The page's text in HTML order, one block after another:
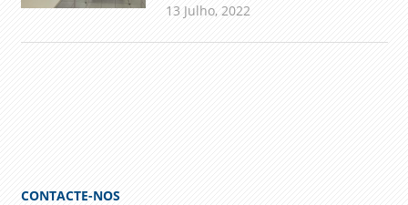
13 Julho, 2022
CONTACTE-NOS